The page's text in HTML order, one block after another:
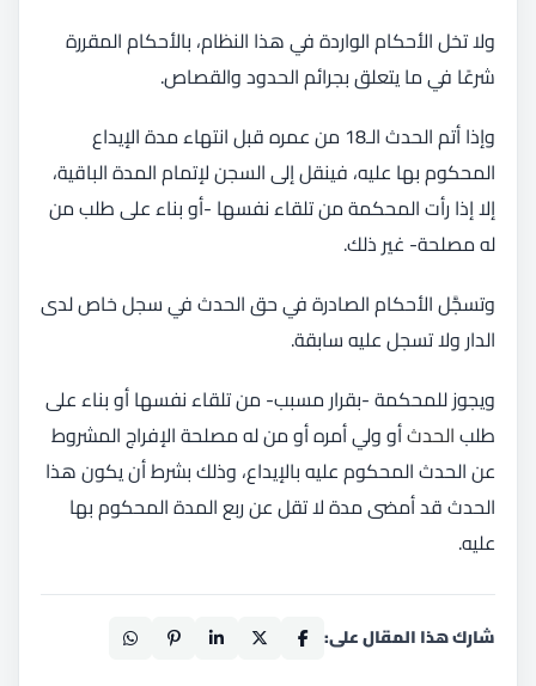
ولا تخل الأحكام الواردة في هذا النظام، بالأحكام المقررة
شرعًا في ما يتعلق بجرائم الحدود والقصاص.
وإذا أتم الحدث الـ18 من عمره قبل انتهاء مدة الإيداع
المحكوم بها عليه، فينقل إلى السجن لإتمام المدة الباقية،
إلا إذا رأت المحكمة من تلقاء نفسها -أو بناء على طلب من
له مصلحة- غير ذلك.
وتسجَّل الأحكام الصادرة في حق الحدث في سجل خاص لدى
الدار ولا تسجل عليه سابقة.
ويجوز للمحكمة -بقرار مسبب- من تلقاء نفسها أو بناء على
طلبالحدثأو ولي أمره أو من له مصلحة الإفراج المشروط
عن الحدث المحكوم عليه بالإيداع، وذلك بشرط أن يكون هذا
الحدث قد أمضى مدة لا تقل عن ربع المدة المحكوم بها
عليه.
شارك هذا المقال على: